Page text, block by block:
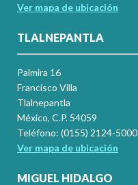
Ver mapa de ubicación
TLALNEPANTLA
Palmira 16
Francisco Villa
Tlalnepantla
México, C.P. 54059
Teléfono: (0155) 2124-5000
Ver mapa de ubicación
MIGUEL HIDALGO